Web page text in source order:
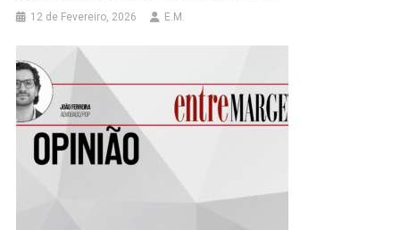
12 de Fevereiro, 2026 E.M.